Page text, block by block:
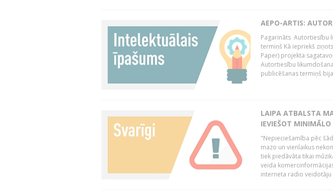
AEPO-ARTIS:
Pagarināts Autortiesību
termiņš Kā iepriekš
Paper) projekta
Autortiesību
publicēšanas termiņš
LAIPA ATBALSTA
IEVIEŠOT
"Nepieciešamība pēc
mazo un vienlaikus
tiek piedāvāta tikai
veida
interneta radio veidotāju